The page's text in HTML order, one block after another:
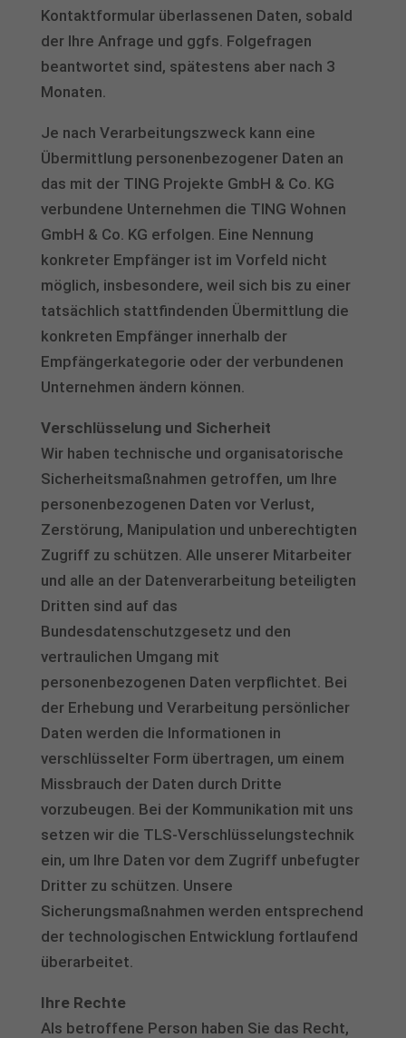
Kontaktformular überlassenen Daten, sobald
der Ihre Anfrage und ggfs. Folgefragen
beantwortet sind, spätestens aber nach 3
Monaten.
Je nach Verarbeitungszweck kann eine
Übermittlung personenbezogener Daten an
das mit der TING Projekte GmbH & Co. KG
verbundene Unternehmen die TING Wohnen
GmbH & Co. KG erfolgen. Eine Nennung
konkreter Empfänger ist im Vorfeld nicht
möglich, insbesondere, weil sich bis zu einer
tatsächlich stattfindenden Übermittlung die
konkreten Empfänger innerhalb der
Empfängerkategorie oder der verbundenen
Unternehmen ändern können.
Verschlüsselung und Sicherheit
Wir haben technische und organisatorische
Sicherheitsmaßnahmen getroffen, um Ihre
personenbezogenen Daten vor Verlust,
Zerstörung, Manipulation und unberechtigten
Zugriff zu schützen. Alle unserer Mitarbeiter
und alle an der Datenverarbeitung beteiligten
Dritten sind auf das
Bundesdatenschutzgesetz und den
vertraulichen Umgang mit
personenbezogenen Daten verpflichtet. Bei
der Erhebung und Verarbeitung persönlicher
Daten werden die Informationen in
verschlüsselter Form übertragen, um einem
Missbrauch der Daten durch Dritte
vorzubeugen. Bei der Kommunikation mit uns
setzen wir die TLS-Verschlüsselungstechnik
ein, um Ihre Daten vor dem Zugriff unbefugter
Dritter zu schützen. Unsere
Sicherungsmaßnahmen werden entsprechend
der technologischen Entwicklung fortlaufend
überarbeitet.
Ihre Rechte
Als betroffene Person haben Sie das Recht,